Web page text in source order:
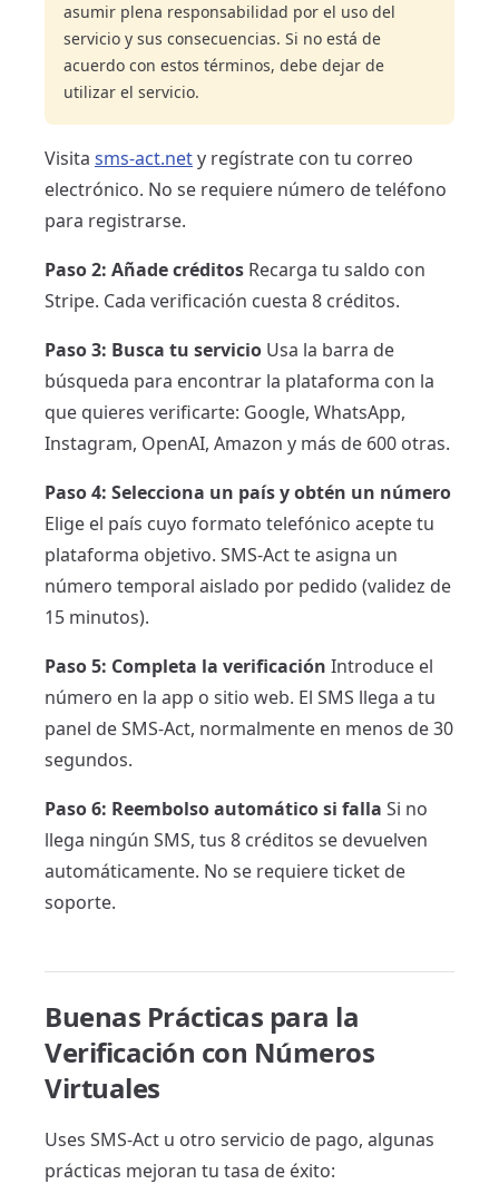
asumir plena responsabilidad por el uso del
servicio y sus consecuencias. Si no está de
acuerdo con estos términos, debe dejar de
utilizar el servicio.
Visita sms-act.nety regístrate con tu correo
electrónico. No se requiere número de teléfono
para registrarse.
Paso 2: Añade créditos Recarga tu saldo con
Stripe. Cada verificación cuesta 8 créditos.
Paso 3: Busca tu servicio Usa la barra de
búsqueda para encontrar la plataforma con la
que quieres verificarte: Google, WhatsApp,
Instagram, OpenAI, Amazon y más de 600 otras.
Paso 4: Selecciona un país y obtén un número
Elige el país cuyo formato telefónico acepte tu
plataforma objetivo. SMS-Act te asigna un
número temporal aislado por pedido (validez de
15 minutos).
Paso 5: Completa la verificación Introduce el
número en la app o sitio web. El SMS llega a tu
panel de SMS-Act, normalmente en menos de 30
segundos.
Paso 6: Reembolso automático si falla Si no
llega ningún SMS, tus 8 créditos se devuelven
automáticamente. No se requiere ticket de
soporte.
Buenas Prácticas para la
Verificación con Números
Virtuales
Uses SMS-Act u otro servicio de pago, algunas
prácticas mejoran tu tasa de éxito: